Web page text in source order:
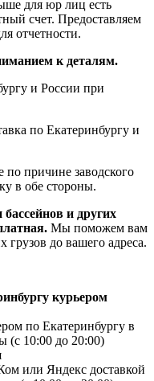
для юр лиц есть
счет. Предоставляем
отчетности.
к деталям.
и России при
по Екатеринбургу и
по причине заводского
в обе стороны.
и других
Мы поможем вам
грузов до вашего адреса.
курьером
по Екатеринбургу в
(с 10:00 до 20:00)
или Яндекс доставкой